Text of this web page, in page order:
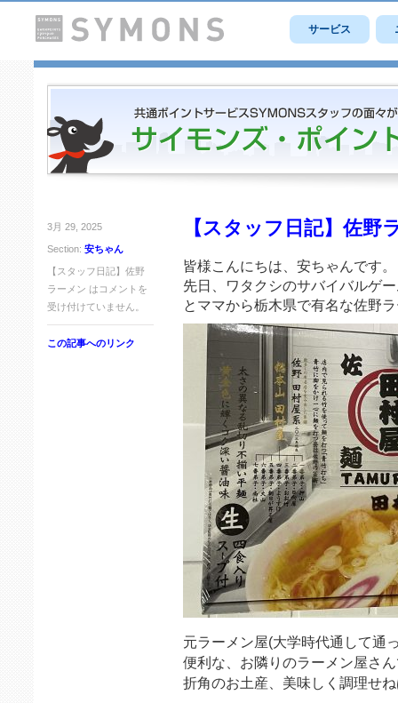
サービス
3月 29, 2025
Section: 安ちゃん
【スタッフ日記】佐野
ラーメン は コメントを
受け付けていません。
この記事へのリンク
【スタッフ日記】佐野
皆様こんにちは、安ちゃんです。
先日、ワタクシのサバイバルゲ
とママから栃木県で有名な佐野
元ラーメン屋(大学時代通して通
便利な、お隣りのラーメン屋さ
折角のお土産、美味しく調理せ